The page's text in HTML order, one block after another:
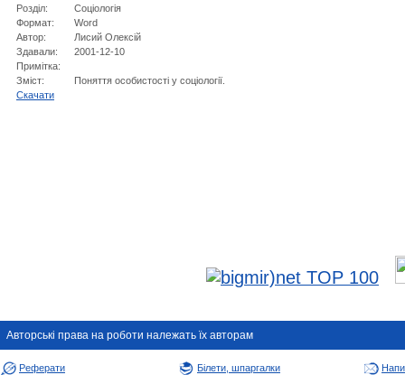
Розділ:
Соцiологiя
Формат:
Word
Автор:
Лисий Олексій
Здавали:
2001-12-10
Примітка:
Зміст:
Поняття особистості у соціології.
Cкачати
Авторськi права на роботи належать їх авторам
Реферати Білети, шпаргалки